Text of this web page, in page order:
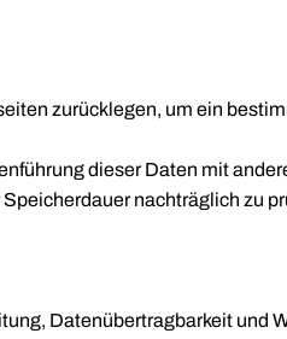
zurücklegen, um ein
dieser Daten mit
nachträglich zu
Datenübertragbarkeit und